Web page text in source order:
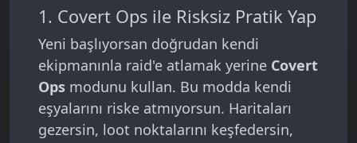
1. Covert Ops ile Risksiz Pratik Yap
Yeni başlıyorsan doğrudan kendi
ekipmanınla raid'e atlamak yerine Covert
Ops modunu kullan. Bu modda kendi
eşyalarını riske atmıyorsun. Haritaları
gezersin, loot noktalarını keşfedersin,